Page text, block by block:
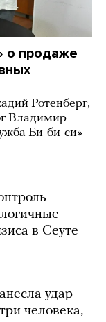
о продаже
Ротенберг,
Владимир
Би-би-си»
в Сеуте
удар
человека,